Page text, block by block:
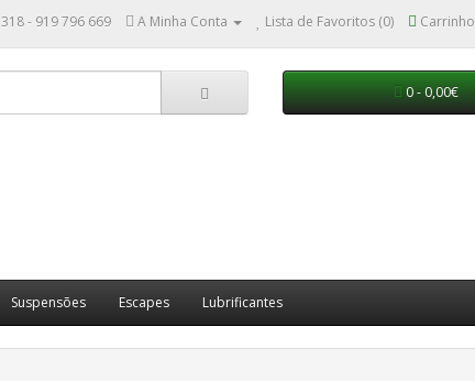
- 919 796 669 A Minha Conta Lista de Favoritos (0) Carrinho
0 - 0,00€
Suspensões Escapes Lubrificantes